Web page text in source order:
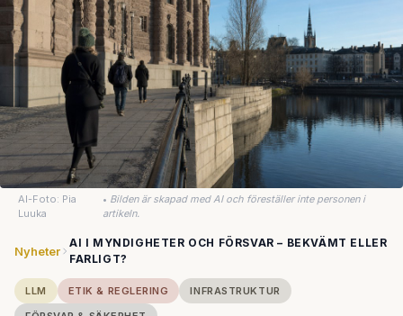
AI-Foto: Pia
Luuka
• Bilden är skapad med AI och föreställer inte personen i
artikeln.
Nyheter
AI I MYNDIGHETER OCH FÖRSVAR – BEKVÄMT ELLER
FARLIGT?
LLM ETIK & REGLERING
INFRASTRUKTUR